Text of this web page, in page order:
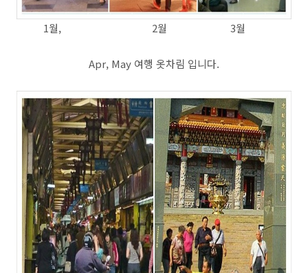
1월, 2월 3월
Apr, May 여행 옷차림 입니다.